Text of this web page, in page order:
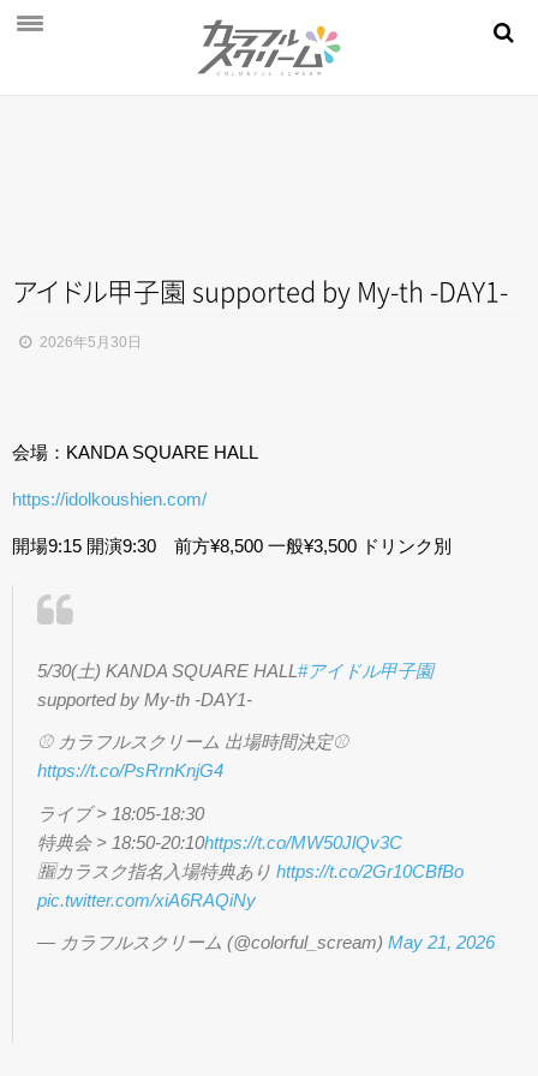
MOVIE
AUDITION
アイ ドル甲子園 supported by My-th -DAY1-
2026年5月30日
会場：KANDA SQUARE HALL
https://idolkoushien.com/
開場9:15 開演9:30 前方¥8,500 一般¥3,500 ドリンク別
5/30(土) KANDA SQUARE HALL #アイドル甲子園
supported by My-th -DAY1-
⚾️ カラフルスクリーム 出場時間決定⚾️
https://t.co/PsRrnKnjG4
ライブ > 18:05-18:30
特典会 > 18:50-20:10https://t.co/MW50JlQv3C
🈯️カラスク指名入場特典あり https://t.co/2Gr10CBfBo
pic.twitter.com/xiA6RAQiNy
— カラフルスクリーム (@colorful_scream) May 21, 2026